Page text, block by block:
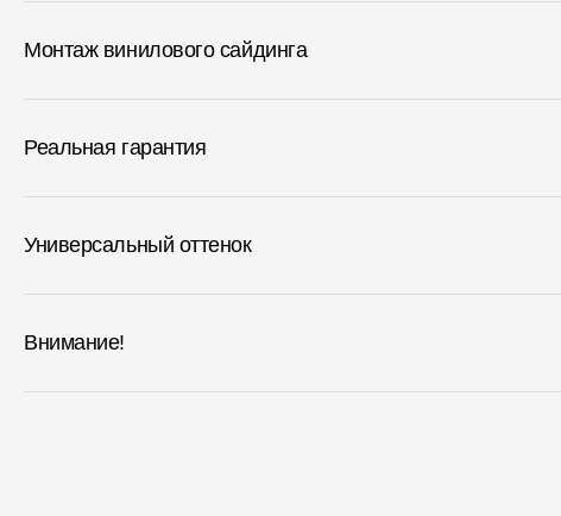
Монтаж винилового сайдинга
Реальная гарантия
Универсальный оттенок
Внимание!